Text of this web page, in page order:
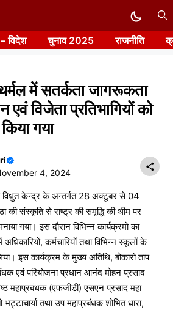
विदेश चुनाव 2025 राजनीति
थर्मल में सतर्कता जागरूकता
एवं विजेता प्रतिभागियों को
गया
4, 2024
विधुत केन्द्र के अन्तर्गत 28 अक्टूबर से 04
की संस्कृति से राष्ट्र की समृद्धि की थीम पर
गया। इस दौरान विभिन्न कार्यक्रमो का
कर्मचारियों तथा विभिन्न स्कूलों के
इस कार्यक्रम के मुख्य अतिथि, बोकारो ताप
एवं परियोजना प्रधान आनंद मोहन प्रसाद
महाप्रबंधक (एफजीडी) एसएन प्रसाद महा
तथा उप महाप्रबंधक शोभित धारा,